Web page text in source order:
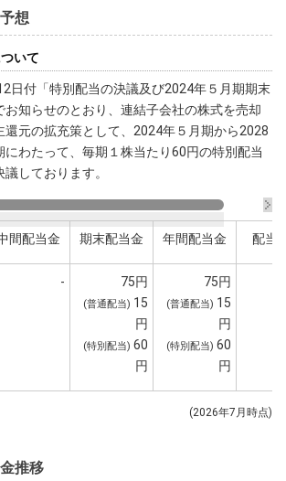
想
いて
日付「特別配当の決議及び2024年５月期期末
お知らせのとおり、連結子会社の株式を売却
還元の拡充策として、2024年５月期から2028
にわたって、毎期１株当たり60円の特別配当
しております。
間配当金 期末配当金 年間配当金 配当
- 75円
(普通配当) 15
円
(特別配当) 60
円
75円
(普通配当) 15
円
(特別配当) 60
円
(2026年7月時点)
推移